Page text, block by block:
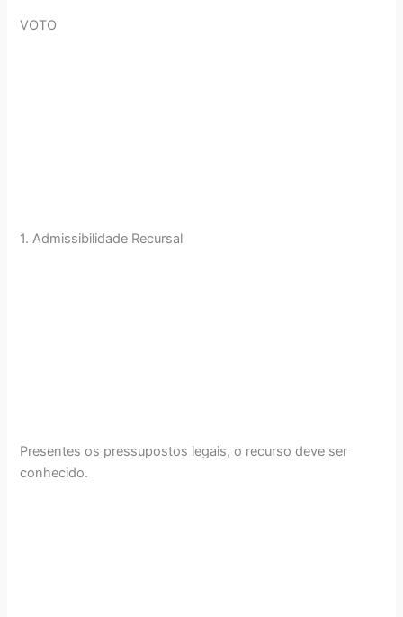
VOTO
1. Admissibilidade Recursal
Presentes os pressupostos legais, o recurso deve ser
conhecido.